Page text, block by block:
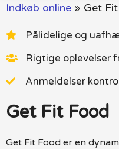
Indkøb online » Get
Pålidelige og
Rigtige oplevelser
Anmeldelser
Get Fit Food
Get Fit Food er en